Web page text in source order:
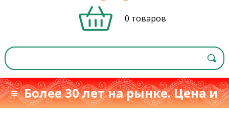
0 товаров
≡ Более 30 лет на рынке. Цена и